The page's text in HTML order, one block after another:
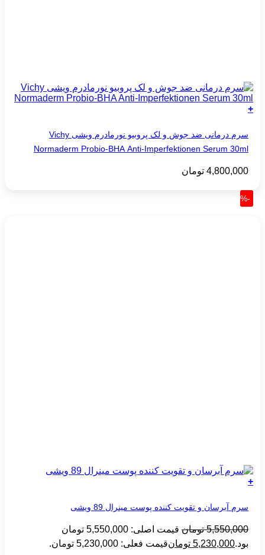
+
سرم درمانی ضد جوش و لک پروبیو نورمادرم ویشی Vichy
Normaderm Probio-BHA Anti-Imperfektionen Serum 30ml
4,800,000 تومان
-6%
+
سرم آبرسان و تقویت کننده پوست مینرال 89 ویشی
5,550,000 تومان
قیمت اصلی: 5,550,000 تومان
بود.5,230,000 تومانقیمت فعلی: 5,230,000 تومان.